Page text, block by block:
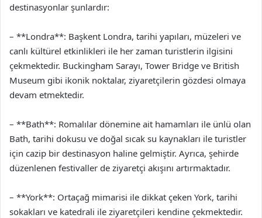
destinasyonlar şunlardır:
– **Londra**: Başkent Londra, tarihi yapıları, müzeleri ve
canlı kültürel etkinlikleri ile her zaman turistlerin ilgisini
çekmektedir. Buckingham Sarayı, Tower Bridge ve British
Museum gibi ikonik noktalar, ziyaretçilerin gözdesi olmaya
devam etmektedir.
– **Bath**: Romalılar dönemine ait hamamları ile ünlü olan
Bath, tarihi dokusu ve doğal sıcak su kaynakları ile turistler
için cazip bir destinasyon haline gelmiştir. Ayrıca, şehirde
düzenlenen festivaller de ziyaretçi akışını artırmaktadır.
– **York**: Ortaçağ mimarisi ile dikkat çeken York, tarihi
sokakları ve katedrali ile ziyaretçileri kendine çekmektedir.